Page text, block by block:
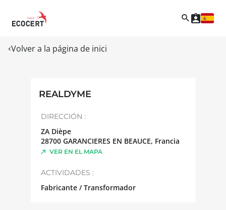
Volver a la página de inici
REALDYME
DIRECCIÓN :
ZA Dièpe
28700 GARANCIERES EN BEAUCE, Francia
VER EN EL MAPA
ACTIVIDADES :
Fabricante / Transformador